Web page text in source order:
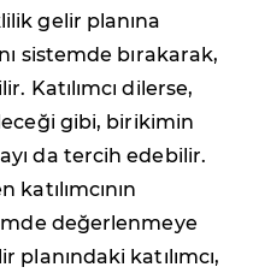
gelir planına
sistemde bırakarak,
Katılımcı dilerse,
gibi, birikimin
da tercih edebilir.
değerlenmeye
katılımcı,